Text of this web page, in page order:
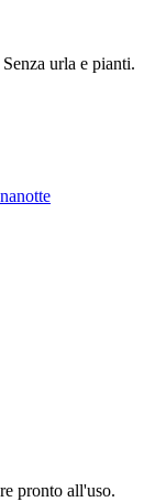
urla e pianti.
pronto all'uso.